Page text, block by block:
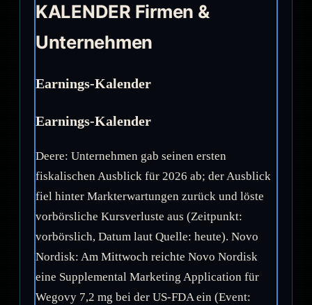
KALENDER Firmen &
Unternehmen
Earnings-Kalender
Earnings-Kalender
Deere: Unternehmen gab seinen ersten
fiskalischen Ausblick für 2026 ab; der Ausblick
fiel hinter Markterwartungen zurück und löste
vorbörsliche Kursverluste aus (Zeitpunkt:
vorbörslich, Datum laut Quelle: heute). Novo
Nordisk: Am Mittwoch reichte Novo Nordisk
eine Supplemental Marketing Application für
Wegovy 7,2 mg bei der US-FDA ein (Event: